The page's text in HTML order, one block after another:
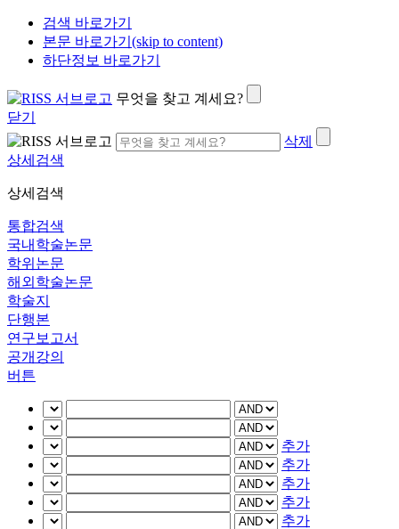
검색 바로가기
본문 바로가기(skip to content)
하단정보 바로가기
무엇을 찾고 계세요?
닫기
삭제
상세검색
상세검색
통합검색
국내학술논문
학위논문
해외학술논문
학술지
단행본
연구보고서
공개강의
버튼
추가
추가
추가
추가
추가